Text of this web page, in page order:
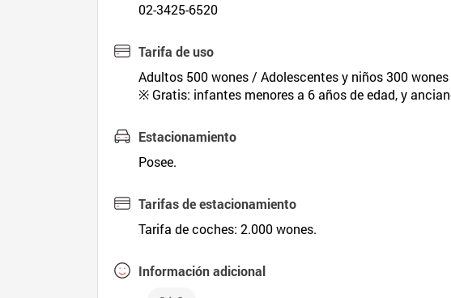
02-3425-6520
Tarifa de uso
Adultos 500 wones / Adolescentes y niños 300 wones
※ Gratis: infantes menores a 6 años de edad, y
Estacionamiento
Posee.
Tarifas de estacionamiento
Tarifa de coches: 2.000 wones.
Información adicional